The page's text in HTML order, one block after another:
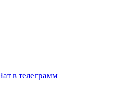
в телеграмм